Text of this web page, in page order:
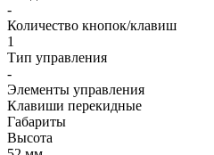
-
Количество кнопок/клавиш
1
Тип управления
-
Элементы управления
Клавиши перекидные
Габариты
Высота